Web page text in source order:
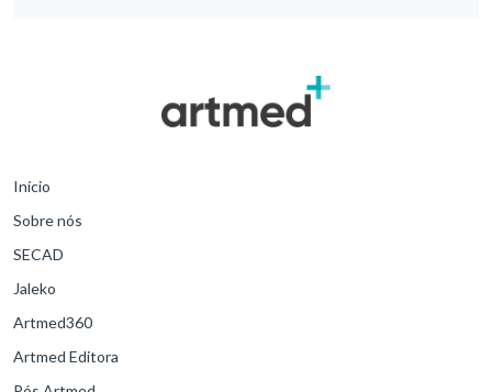
Início
Sobre nós
SECAD
Jaleko
Artmed360
Artmed Editora